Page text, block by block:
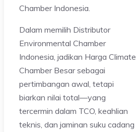
Chamber Indonesia.
Dalam memilih Distributor
Environmental Chamber
Indonesia, jadikan Harga Climate
Chamber Besar sebagai
pertimbangan awal, tetapi
biarkan nilai total—yang
tercermin dalam TCO, keahlian
teknis, dan jaminan suku cadang